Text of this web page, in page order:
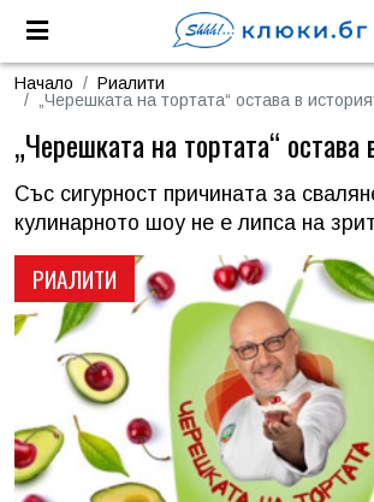
Начало
Риалити
„Черешката на тортата“ остава в
РИАЛИТИ
„Черешката на тортата“ остава
Със сигурност причината за
кулинарното шоу не е липса на